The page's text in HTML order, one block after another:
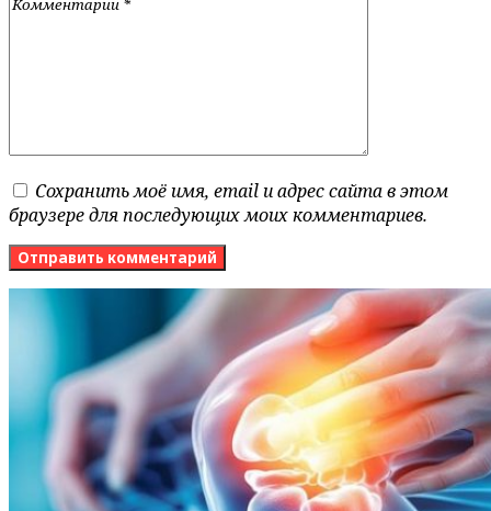
Сохранить моё имя, email и адрес сайта в этом
браузере для последующих моих комментариев.